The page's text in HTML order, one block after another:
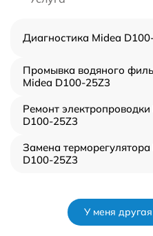
Диагностика Midea
Промывка водяного
Midea D100-25Z3
Ремонт электропроводки
D100-25Z3
Замена терморегулятора
D100-25Z3
У меня